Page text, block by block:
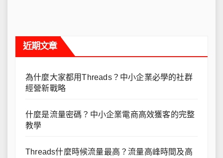
近期文章
為什麼大家都用Threads？中小企業必學的社群
經營新戰略
什麼是流量密碼？中小企業電商高效獲客的完整
教學
Threads什麼時候流量最高？流量高峰時間及高